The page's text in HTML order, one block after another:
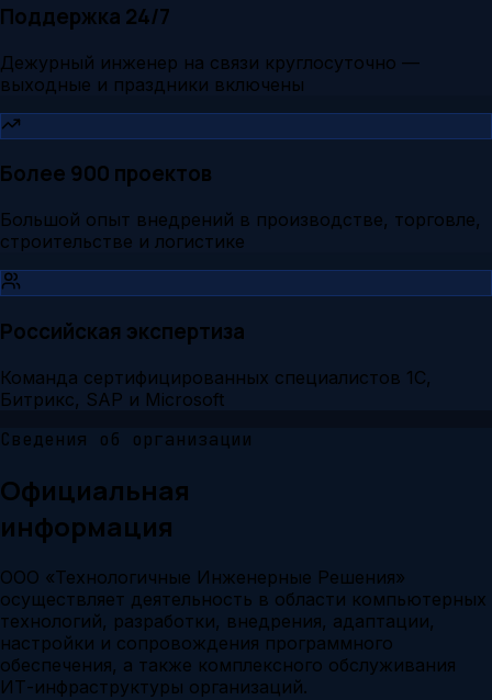
Поддержка 24/7
Дежурный инженер на связи круглосуточно —
выходные и праздники включены
Более 900 проектов
Большой опыт внедрений в производстве, торговле,
строительстве и логистике
Российская экспертиза
Команда сертифицированных специалистов 1С,
Битрикс, SAP и Microsoft
Сведения об организации
Официальная
информация
ООО «Технологичные Инженерные Решения»
осуществляет деятельность в области компьютерных
технологий, разработки, внедрения, адаптации,
настройки и сопровождения программного
обеспечения, а также комплексного обслуживания
ИТ-инфраструктуры организаций.